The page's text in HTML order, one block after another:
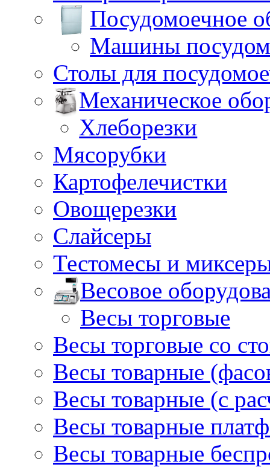
Посудомоечное
Машины
Столы для
Механическое
Хлеборезки
Мясорубки
Картофелечистки
Овощерезки
Слайсеры
Тестомесы и
Весовое
Весы торговые
Весы торговые со
Весы товарные
Весы товарные (с
Весы товарные
Весы товарные